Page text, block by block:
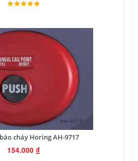
cháy Horing AH-9717
154.000 ₫